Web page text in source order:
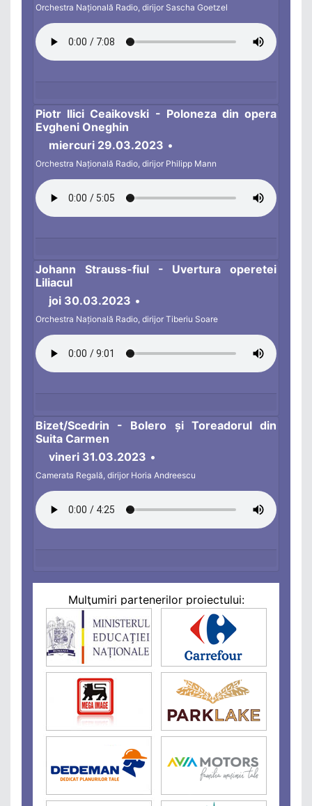
Orchestra Națională Radio, dirijor Sascha Goetzel
Piotr Ilici Ceaikovski - Poloneza din opera
Evgheni Oneghin
miercuri 29.03.2023 •
Orchestra Națională Radio, dirijor Philipp Mann
Johann Strauss-fiul - Uvertura operetei
Liliacul
joi 30.03.2023 •
Orchestra Națională Radio, dirijor Tiberiu Soare
Bizet/Scedrin - Bolero și Toreadorul din
Suita Carmen
vineri 31.03.2023 •
Camerata Regală, dirijor Horia Andreescu
Mulţumiri partenerilor proiectului: